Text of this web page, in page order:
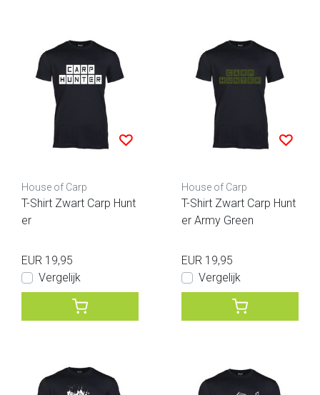
House of Carp
T-Shirt Zwart Carp Hunt
er
EUR 19,95
Vergelijk
House of Carp
T-Shirt Zwart Carp Hunt
er Army Green
EUR 19,95
Vergelijk